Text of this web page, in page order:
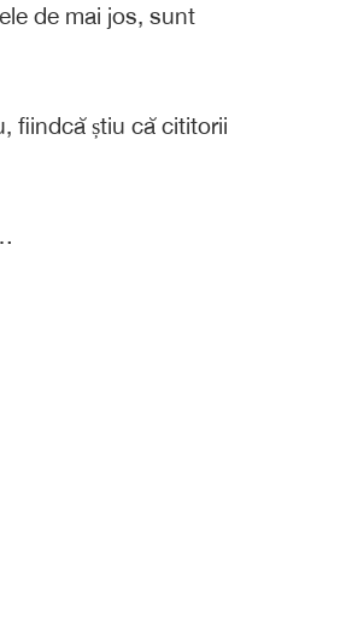
de mai jos, sunt
fiindcă știu că cititorii